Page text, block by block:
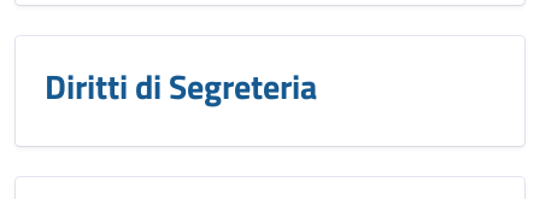
Diritti di Segreteria